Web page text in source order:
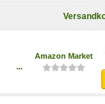
...
Amazon Market